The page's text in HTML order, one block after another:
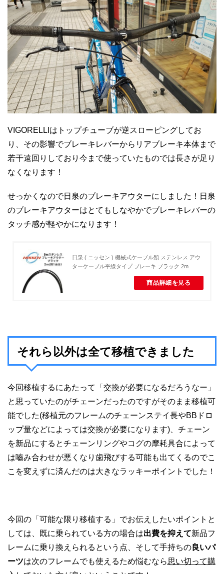
VIGORELLIはトップチューブが逆スローピングしてお
り、その影響でブレーキレバーからリアブレーキ本体まで
若干遠回りしており今まで使っていたものでは長さが足り
なくなります！
せっかくなので日泉のブレーキアウターにしました！日泉
のブレーキアウターはとてもしなやかでブレーキレバーの
タッチ感が軽やかになります！
日泉 ( ニッセン ) 機械式ケーブル類 ステンレス アウ
ターケーブル平線タイプ ブレーキ ブラック 2m
商品詳細を見る
それら以外は全て移植できました
今回移植するにあたって「交換が必要になるだろうなー」
と思っていたのがチェーンだったのですがそのまま移植可
能でした(移植元のフレームのチェーンステイ長やBBドロ
ップ量などによっては交換が必要になります)、チェーン
を新品にするとチェーンリングやコグの摩耗具合によって
は嚙み合わせが悪くなり歯飛びする可能も出てくるのでこ
こを変えずに済んだのは大きなラッキーポイントでした！
今回の「可能な限り移植する」でお伝えしたいポイントと
しては、既に乗られている方の場合は出費を抑えて新品フ
レームに乗り換えられるという点、そして手持ちの 良いパ
ーツは次のフレームでも使えるため悩むなら思い切って購